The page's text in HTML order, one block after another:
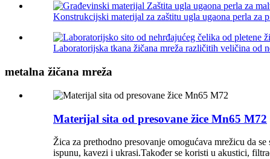
Konstrukcijski materijal za zaštitu ugla ugaona perla za
Laboratorijska tkana žičana mreža različitih veličina od
metalna žičana mreža
Materijal sita od presovane žice Mn65 M72
Žica za prethodno presovanje omogućava mrežicu da
ispunu, kavezi i ukrasi.Također se koristi u akustici,